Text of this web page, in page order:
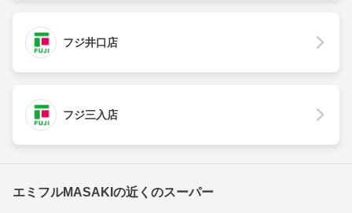
フジ井口店
フジ三入店
エミフルMASAKIの近くのスーパー